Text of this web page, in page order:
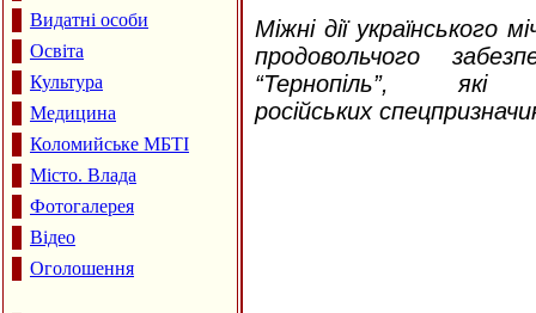
Видатні особи
Освіта
Культура
Медицина
Коломийське МБТІ
Місто. Влада
Фотогалерея
Відео
Оголошення
Міжні дії українського
продовольчого
“Тернопіль”,
російських